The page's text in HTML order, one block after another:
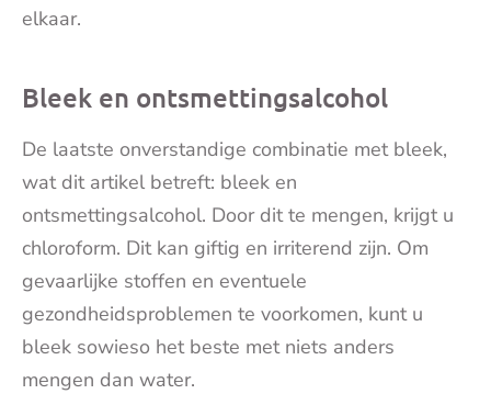
elkaar.
Bleek en ontsmettingsalcohol
De laatste onverstandige combinatie met bleek,
wat dit artikel betreft: bleek en
ontsmettingsalcohol. Door dit te mengen, krijgt u
chloroform. Dit kan giftig en irriterend zijn. Om
gevaarlijke stoffen en eventuele
gezondheidsproblemen te voorkomen, kunt u
bleek sowieso het beste met niets anders
mengen dan water.